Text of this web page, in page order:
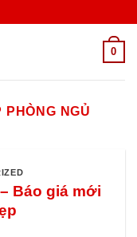
0
PHÒNG NGỦ
Báo giá mới